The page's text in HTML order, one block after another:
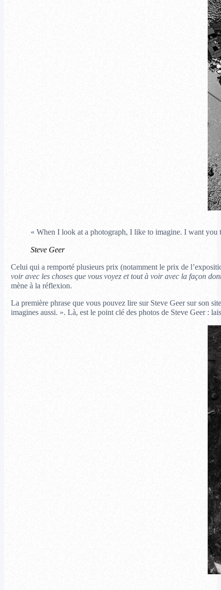
« When I look at a photograph, I like to imagine. I want you
Steve Geer
Celui qui a remporté plusieurs prix (notamment le prix de
voir avec les choses que vous voyez et tout à voir avec la façon
mène à la réflexion.
La première phrase que vous pouvez lire sur Steve Geer sur son
imagines aussi. ». Là, est le point clé des photos de Steve Geer :